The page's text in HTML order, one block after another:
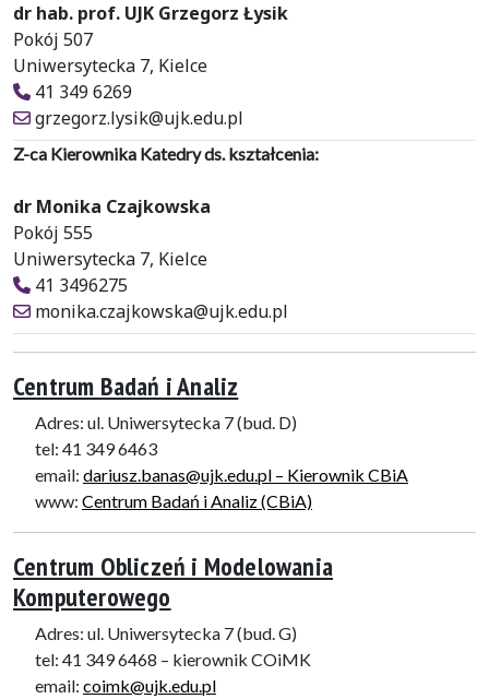
dr hab. prof. UJK Grzegorz Łysik
Pokój 507
Uniwersytecka 7, Kielce
41 349 6269
grzegorz.lysik@ujk.edu.pl
Z-ca Kierownika Katedry ds. kształcenia:
dr Monika Czajkowska
Pokój 555
Uniwersytecka 7, Kielce
41 3496275
monika.czajkowska@ujk.edu.pl
Centrum Badań i Analiz
Adres: ul. Uniwersytecka 7 (bud. D)
tel: 41 349 6463
email: dariusz.banas@ujk.edu.pl – Kierownik CBiA
www: Centrum Badań i Analiz (CBiA)
Centrum Obliczeń i Modelowania
Komputerowego
Adres: ul. Uniwersytecka 7 (bud. G)
tel: 41 349 6468 – kierownik COiMK
email: coimk@ujk.edu.pl